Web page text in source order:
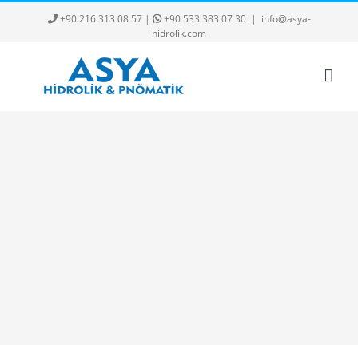
+90 216 313 08 57| +90 533 383 07 30 | info@asya-
hidrolik.com